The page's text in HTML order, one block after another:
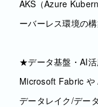
AKS（Azure
ーバーレス環境の構
★データ基盤・AI活
Microsoft Fabric や
データレイク/デー